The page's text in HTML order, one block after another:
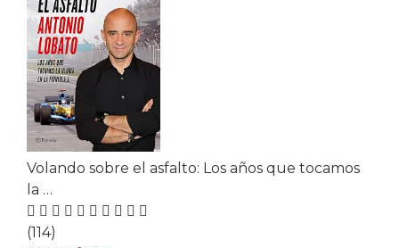
Volando sobre el asfalto: Los años que tocamos
la …
(114)